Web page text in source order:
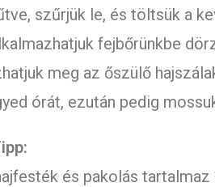
szűrjük le, és töltsük a
fejbőrünkbe
meg az őszülő
órát, ezután pedig
és pakolás